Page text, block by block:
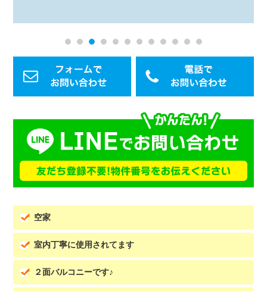
10 11
空家
室内丁寧に使用されてます
２面バルコニーです♪